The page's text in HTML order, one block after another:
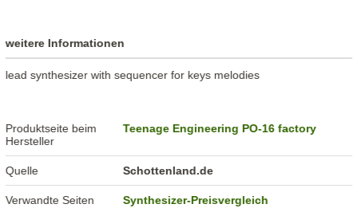
weitere Informationen
lead synthesizer with sequencer for keys melodies
Produktseite beim
Hersteller
Teenage Engineering PO-16 factory
Quelle Schottenland.de
Verwandte Seiten Synthesizer-Preisvergleich